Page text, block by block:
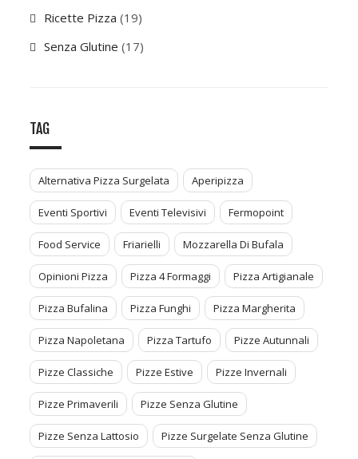
Ricette Pizza (19)
Senza Glutine (17)
TAG
Alternativa Pizza Surgelata Aperipizza
Eventi Sportivi Eventi Televisivi Fermopoint
Food Service Friarielli Mozzarella Di Bufala
Opinioni Pizza Pizza 4 Formaggi Pizza Artigianale
Pizza Bufalina Pizza Funghi Pizza Margherita
Pizza Napoletana Pizza Tartufo Pizze Autunnali
Pizze Classiche Pizze Estive Pizze Invernali
Pizze Primaverili Pizze Senza Glutine
Pizze Senza Lattosio Pizze Surgelate Senza Glutine